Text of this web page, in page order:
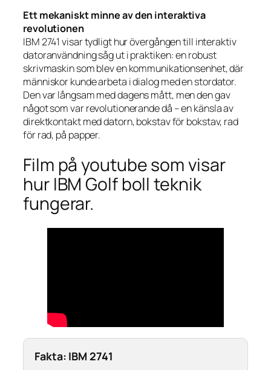
Ett mekaniskt minne av den interaktiva
revolutionen
IBM 2741 visar tydligt hur övergången till interaktiv
datoranvändning såg ut i praktiken: en robust
skrivmaskin som blev en kommunikationsenhet, där
människor kunde arbeta i dialog med en stordator.
Den var långsam med dagens mått, men den gav
något som var revolutionerande då – en känsla av
direktkontakt med datorn, bokstav för bokstav, rad
för rad, på papper.
Film på youtube som visar
hur IBM Golf boll teknik
fungerar.
Fakta: IBM 2741